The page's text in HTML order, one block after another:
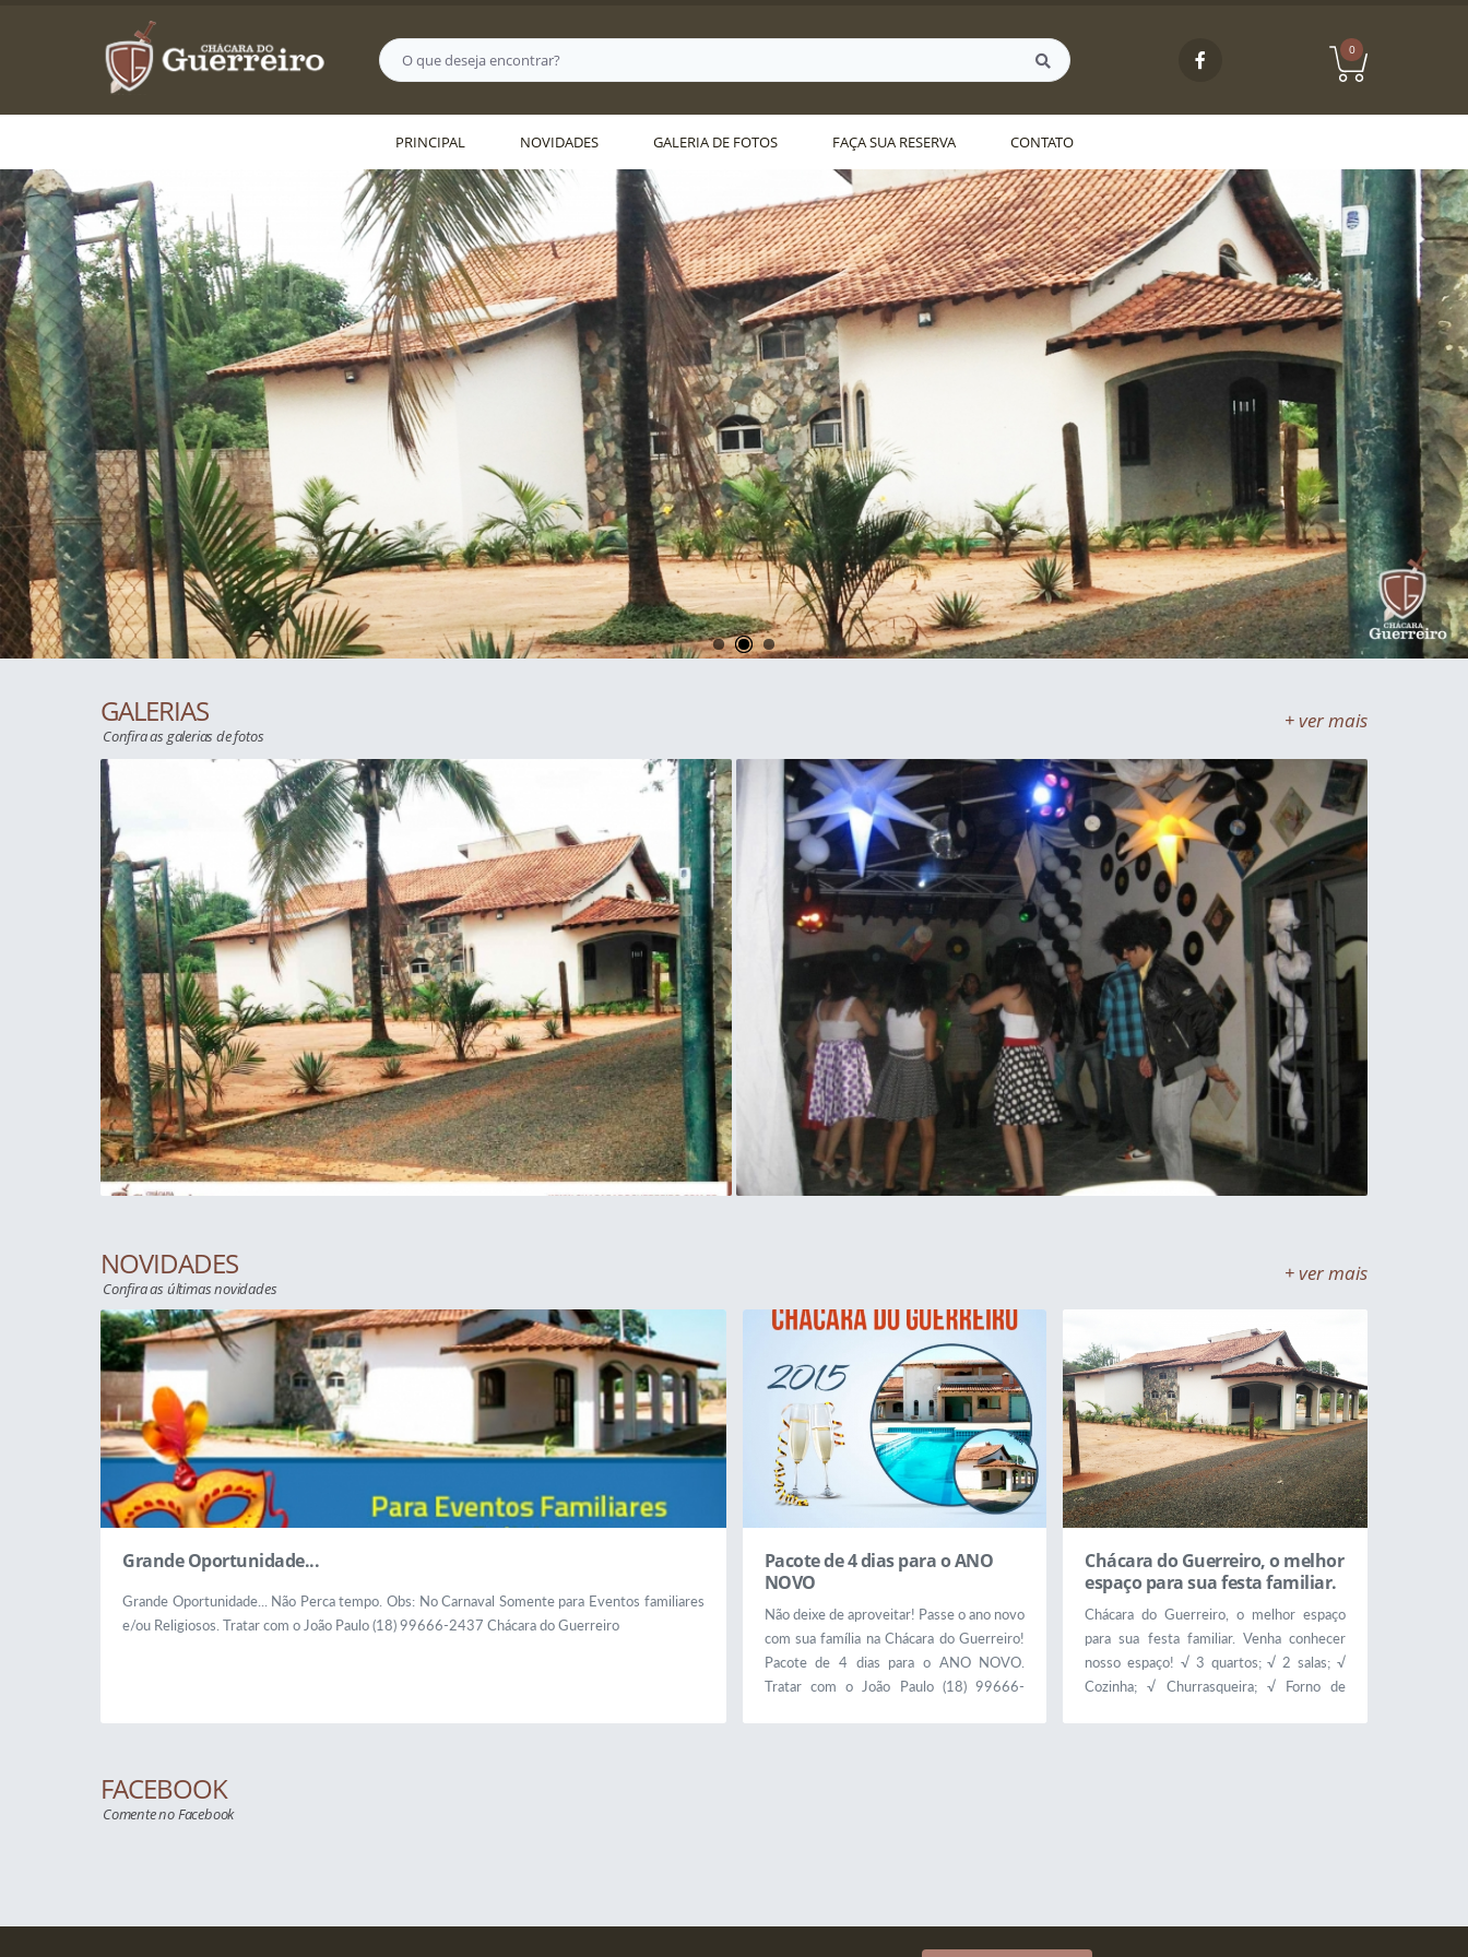
0
PRINCIPAL NOVIDADES GALERIA DE FOTOS FAÇA SUA RESERVA CONTATO
GALERIAS
Confira as galerias de fotos
+ ver mais
NOVIDADES
Confira as últimas novidades
+ ver mais
Grande Oportunidade...
Grande Oportunidade... Não Perca tempo. Obs: No Carnaval Somente para Eventos familiares
e/ou Religiosos. Tratar com o João Paulo (18) 99666-2437 Chácara do Guerreiro
Pacote de 4 dias para o ANO
NOVO
Não deixe de aproveitar! Passe o ano novo
com sua família na Chácara do Guerreiro!
Pacote de 4 dias para o ANO NOVO.
Tratar com o João Paulo (18) 99666-
Chácara do Guerreiro, o melhor
espaço para sua festa familiar.
Chácara do Guerreiro, o melhor espaço
para sua festa familiar. Venha conhecer
nosso espaço! √ 3 quartos; √ 2 salas; √
Cozinha; √ Churrasqueira; √ Forno de
FACEBOOK
Comente no Facebook